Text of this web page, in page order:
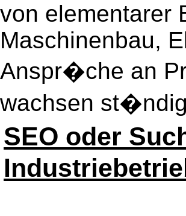
von elementarer
Maschinenbau,
Anspr�che an
wachsen
SEO oder